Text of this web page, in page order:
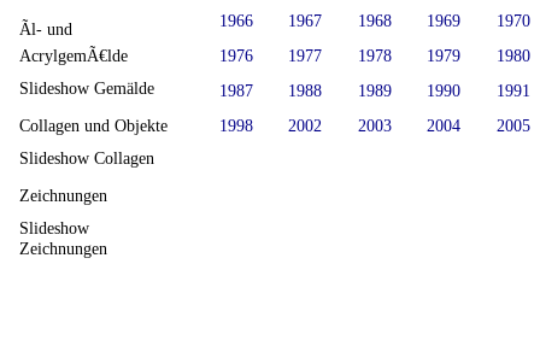
1966
1967 1968 1969
1970
1976
1977 1978 1979
1980
1987
1988 1989 1990
1991
1998
2002 2003 2004 2005
Ãl- und
AcrylgemÃ€lde
Slideshow Gemälde
Collagen und Objekte
Slideshow Collagen
Zeichnungen
Slideshow
Zeichnungen